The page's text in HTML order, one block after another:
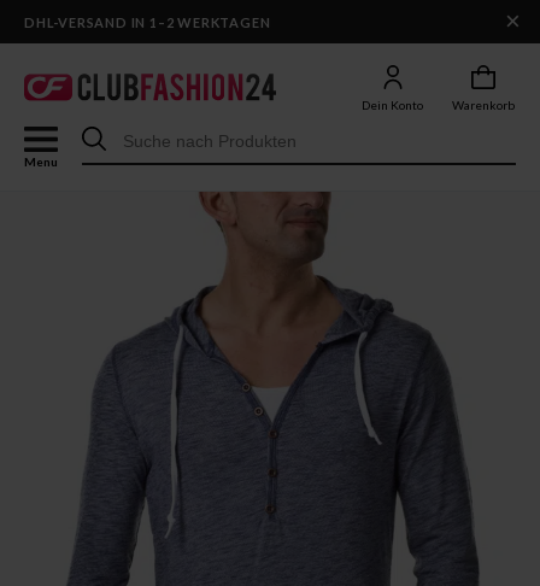
Dein Konto Warenkorb
Menu
DHL-VERSAND IN 1–2 WERKTAGEN ×